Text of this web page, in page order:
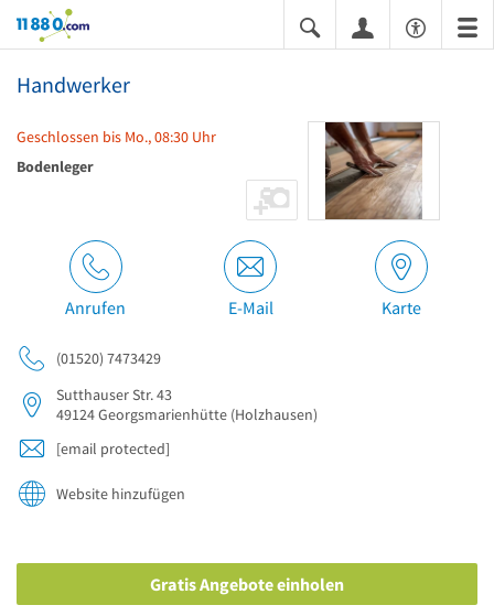
11880.com
Handwerker
Geschlossen bis Mo., 08:30 Uhr
Bodenleger
Anrufen E-Mail Karte
(01520) 7473429
Sutthauser Str. 43
49124Georgsmarienhütte (Holzhausen)
[email protected]
Website hinzufügen
Gratis Angebote einholen